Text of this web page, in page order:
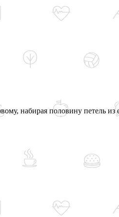
набирая половину петель